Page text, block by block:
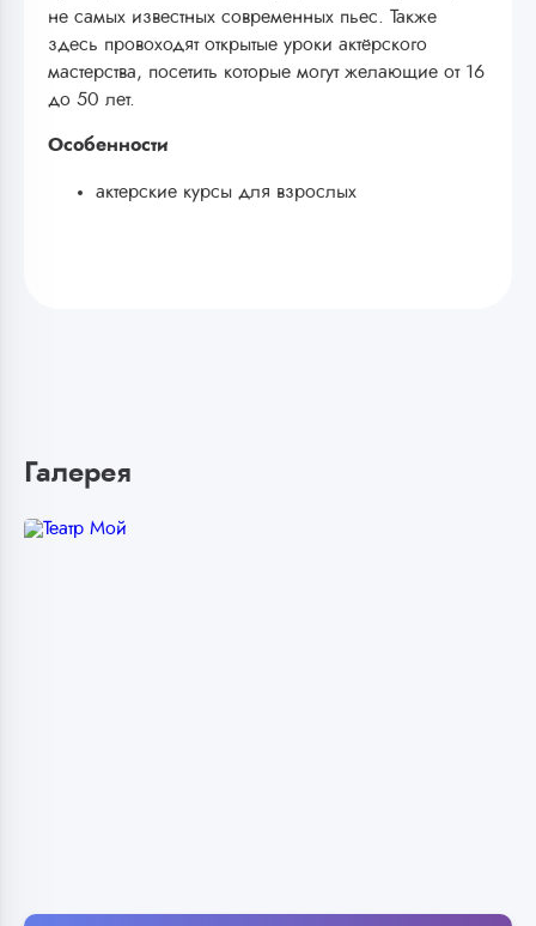
не самых известных современных пьес. Также
здесь провоходят открытые уроки актёрского
мастерства, посетить которые могут желающие от 16
до 50 лет.
Особенности
актерские курсы для взрослых
Галерея